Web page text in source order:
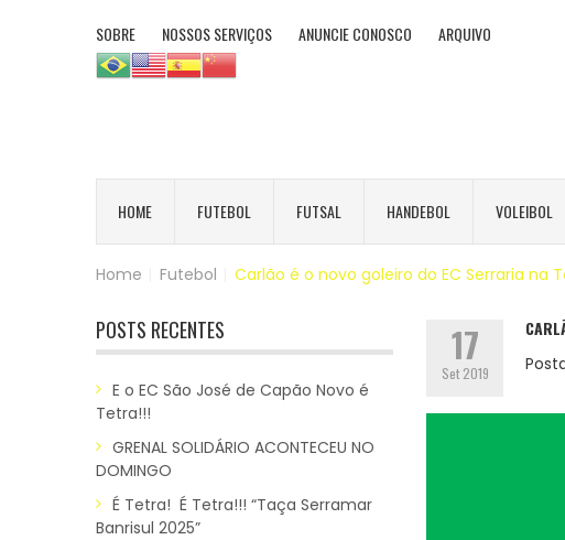
SOBRE NOSSOS SERVIÇOS ANUNCIE CONOSCO ARQUIVO
HOME FUTEBOL FUTSAL HANDEBOL VOLEIBOL
Home Futebol Carlão é o novo goleiro do EC Serraria na
POSTS RECENTES
E o EC São José de Capão Novo é
Tetra!!!
GRENAL SOLIDÁRIO ACONTECEU NO
DOMINGO
É Tetra! É Tetra!!! “Taça Serramar
Banrisul 2025”
17
Set 2019